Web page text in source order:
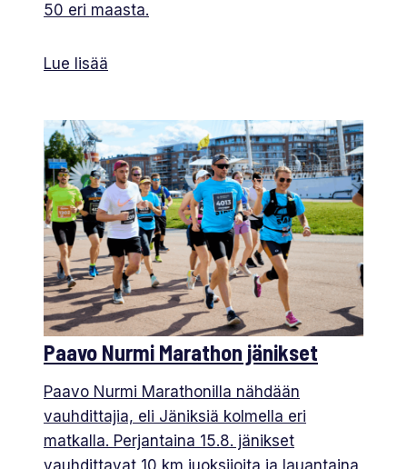
50 eri maasta.
Lue lisää
Paavo Nurmi Marathon jänikset
Paavo Nurmi Marathonilla nähdään
vauhdittajia, eli Jäniksiä kolmella eri
matkalla. Perjantaina 15.8. jänikset
vauhdittavat 10 km juoksijoita ja lauantaina